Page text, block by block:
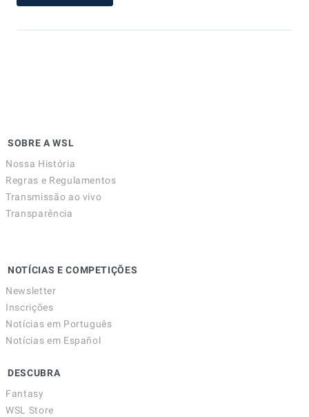
SOBRE A WSL
Nossa História
Regras e Regulamentos
Transmissão ao vivo
Transparência
NOTÍCIAS E COMPETIÇÕES
Newsletter
Inscrições
Notícias em Português
Notícias em Español
DESCUBRA
Fantasy
WSL Store